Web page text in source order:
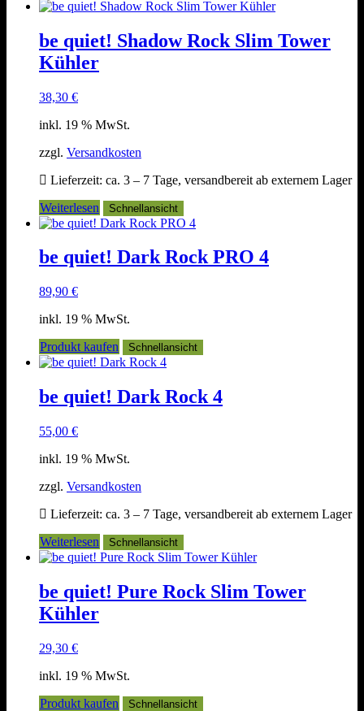
be quiet! Shadow Rock Slim Tower
Kühler
38,30 €
inkl. 19 % MwSt.
zzgl. Versandkosten
Lieferzeit: ca. 3 – 7 Tage, versandbereit ab externem Lager
Weiterlesen
Schnellansicht
be quiet! Dark Rock PRO 4
89,90 €
inkl. 19 % MwSt.
Produkt kaufen
Schnellansicht
be quiet! Dark Rock 4
55,00 €
inkl. 19 % MwSt.
zzgl. Versandkosten
Lieferzeit: ca. 3 – 7 Tage, versandbereit ab externem Lager
Weiterlesen
Schnellansicht
be quiet! Pure Rock Slim Tower
Kühler
29,30 €
inkl. 19 % MwSt.
Produkt kaufen
Schnellansicht